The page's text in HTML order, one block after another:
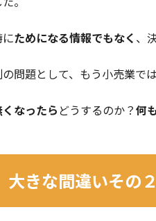
ためになる情報でもなく 、
の問題として、もう小売業で
なったら どうするのか？何
大きな間違いその